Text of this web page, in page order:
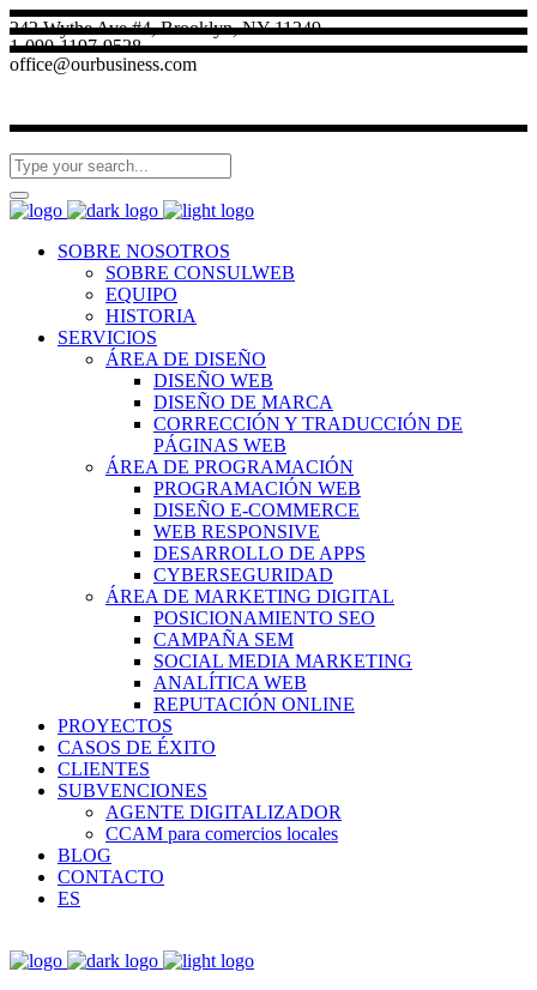
242 Wythe Ave #4, Brooklyn, NY 11249
1-090-1197-9528
office@ourbusiness.com
SOBRE NOSOTROS
SOBRE CONSULWEB
EQUIPO
HISTORIA
SERVICIOS
ÁREA DE DISEÑO
DISEÑO WEB
DISEÑO DE MARCA
CORRECCIÓN Y TRADUCCIÓN DE
PÁGINAS WEB
ÁREA DE PROGRAMACIÓN
PROGRAMACIÓN WEB
DISEÑO E-COMMERCE
WEB RESPONSIVE
DESARROLLO DE APPS
CYBERSEGURIDAD
ÁREA DE MARKETING DIGITAL
POSICIONAMIENTO SEO
CAMPAÑA SEM
SOCIAL MEDIA MARKETING
ANALÍTICA WEB
REPUTACIÓN ONLINE
PROYECTOS
CASOS DE ÉXITO
CLIENTES
SUBVENCIONES
AGENTE DIGITALIZADOR
CCAM para comercios locales
BLOG
CONTACTO
ES